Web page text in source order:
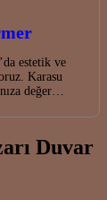
estetik ve
Karasu
değer…
Duvar